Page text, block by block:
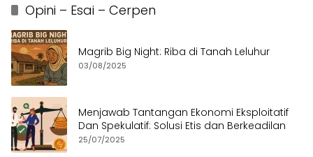
Opini – Esai – Cerpen
Magrib Big Night: Riba di Tanah Leluhur
03/08/2025
Menjawab Tantangan Ekonomi Eksploitatif
Dan Spekulatif: Solusi Etis dan Berkeadilan
25/07/2025